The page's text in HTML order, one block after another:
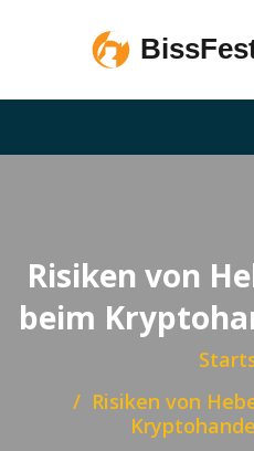
Risiken von
beim
Risiken von